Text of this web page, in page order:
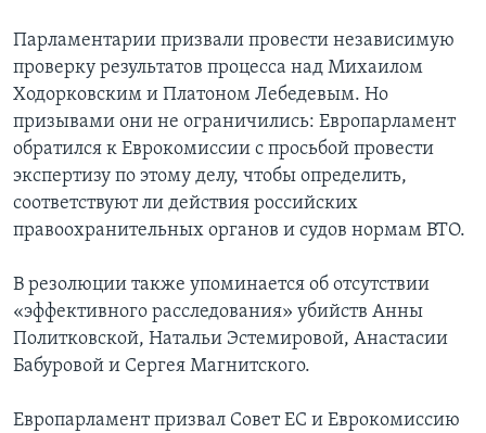
Парламентарии призвали провести независимую
проверку результатов процесса над Михаилом
Ходорковским и Платоном Лебедевым. Но
призывами они не ограничились: Европарламент
обратился к Еврокомиссии с просьбой провести
экспертизу по этому делу, чтобы определить,
соответствуют ли действия российских
правоохранительных органов и судов нормам ВТО.
В резолюции также упоминается об отсутствии
«эффективного расследования» убийств Анны
Политковской, Натальи Эстемировой, Анастасии
Бабуровой и Сергея Магнитского.
Европарламент призвал Совет ЕС и Еврокомиссию